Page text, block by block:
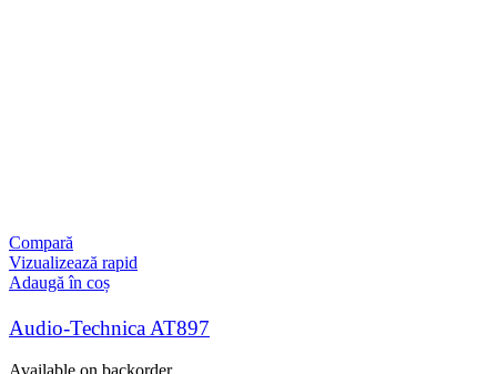
Compară
Vizualizează rapid
Adaugă în coș
Audio-Technica AT897